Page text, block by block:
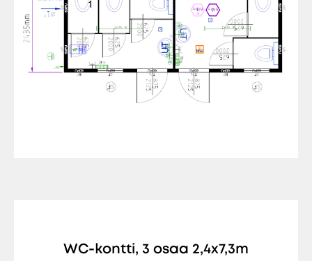
WC-kontti, 3 osaa 2,4x7,3m